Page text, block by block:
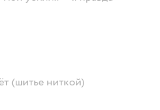
(шитье ниткой)